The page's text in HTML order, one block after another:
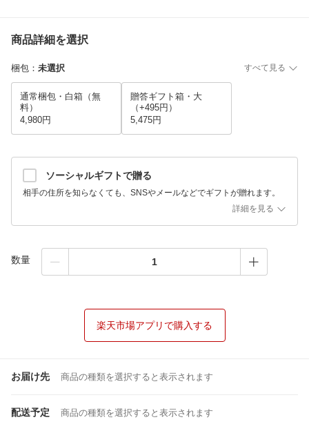
商品詳細を選択
梱包 ： 未選択 すべて見る
通常梱包・白箱（無
料）
4,980円
贈答ギフト箱・大
（+495円）
5,475円
ソーシャルギフトで贈る
相手の住所を知らなくても、SNSやメールなどでギフトが贈れます。
詳細を見る
数量
楽天市場アプリで購入する
お届け先 商品の種類を選択すると表示されます
配送予定 商品の種類を選択すると表示されます